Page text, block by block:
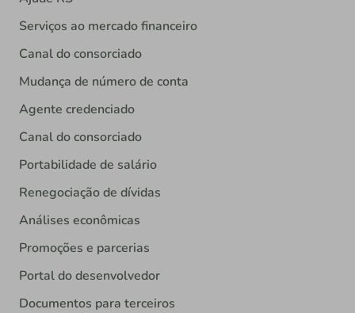
Serviços ao mercado financeiro
Canal do consorciado
Mudança de número de conta
Agente credenciado
Canal do consorciado
Portabilidade de salário
Renegociação de dívidas
Análises econômicas
Promoções e parcerias
Portal do desenvolvedor
Documentos para terceiros